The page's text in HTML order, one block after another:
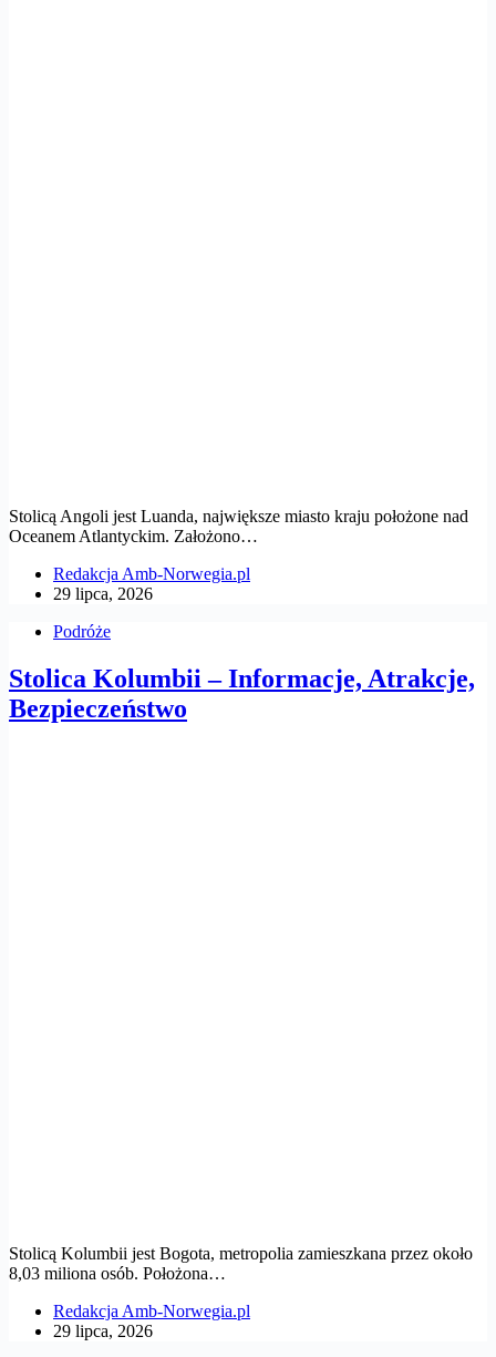
Stolicą Angoli jest Luanda, największe miasto kraju położone nad
Oceanem Atlantyckim. Założono…
Redakcja Amb-Norwegia.pl
29 lipca, 2026
Podróże
Stolica Kolumbii – Informacje, Atrakcje,
Bezpieczeństwo
Stolicą Kolumbii jest Bogota, metropolia zamieszkana przez około
8,03 miliona osób. Położona…
Redakcja Amb-Norwegia.pl
29 lipca, 2026